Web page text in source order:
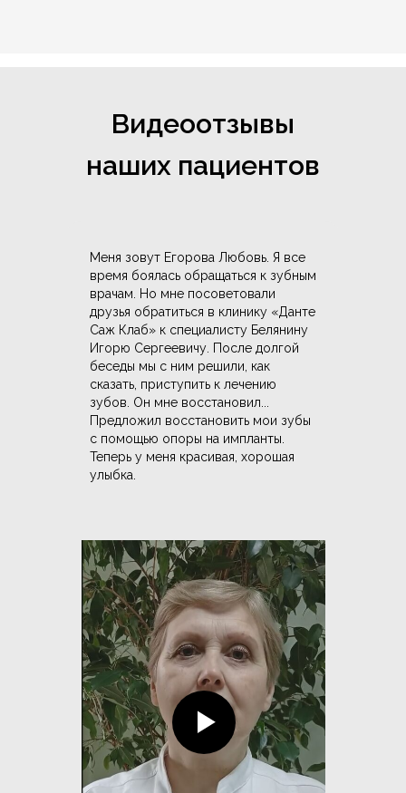
Меня зовут Егорова Любовь. Я все
время боялась обращаться к зубным
врачам. Но мне посоветовали
друзья обратиться в клинику «Данте
Саж Клаб» к специалисту Белянину
Игорю Сергеевичу. После долгой
беседы мы с ним решили, как
сказать, приступить к лечению
зубов. Он мне восстановил...
Предложил восстановить мои зубы
с помощью опоры на импланты.
Теперь у меня красивая, хорошая
улыбка.
Видеоотзывы
наших пациентов